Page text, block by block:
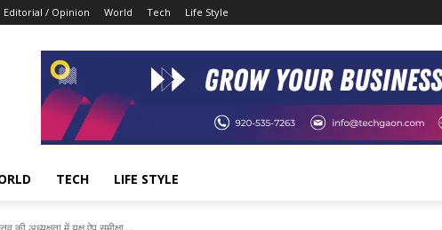
Editorial / Opinion World Tech Life Style
TECH LIFE STYLE